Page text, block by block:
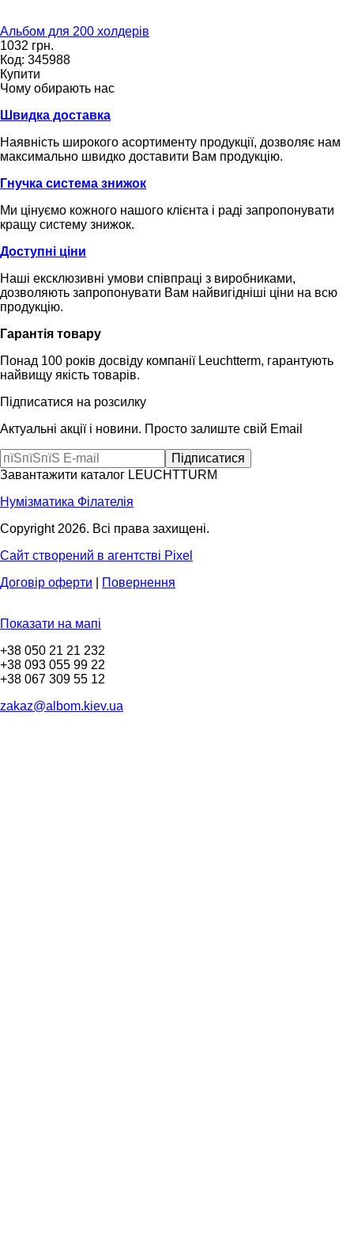
Альбом для 200 холдерів
1032 грн.
Код: 345988
Купити
Чому обирають нас
Швидка доставка
Наявність широкого асортименту продукції, дозволяє нам
максимально швидко доставити Вам продукцію.
Гнучка система знижок
Ми цінуємо кожного нашого клієнта і раді запропонувати
кращу систему знижок.
Доступні ціни
Наші ексклюзивні умови співпраці з виробниками,
дозволяють запропонувати Вам найвигідніші ціни на всю
продукцію.
Гарантія товару
Понад 100 років досвіду компанії Leuchtterm, гарантують
найвищу якість товарів.
Підписатися на розсилку
Актуальні акції і новини. Просто залиште свій Email
Завантажити каталог LEUCHTTURM
Нумізматика Філателія
Copyright 2026. Всі права захищені.
Сайт створений в агентстві Pixel
Договір оферти
Повернення
Показати на мапі
+38 050 21 21 232
+38 093 055 99 22
+38 067 309 55 12
zakaz@albom.kiev.ua